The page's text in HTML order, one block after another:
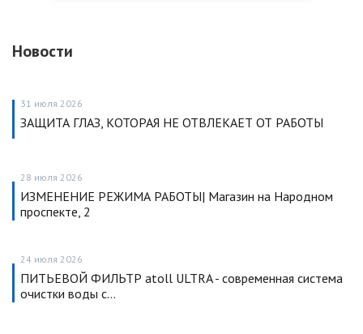
Новости
31 июля 2026
ЗАЩИТА ГЛАЗ, КОТОРАЯ НЕ ОТВЛЕКАЕТ ОТ РАБОТЫ
28 июля 2026
ИЗМЕНЕНИЕ РЕЖИМА РАБОТЫ| Магазин на Народном
проспекте, 2
24 июля 2026
ПИТЬЕВОЙ ФИЛЬТР atoll ULTRA - современная система
очистки воды с…